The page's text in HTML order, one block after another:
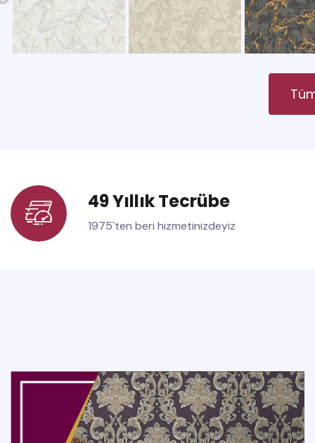
49 Yıllık Tecrübe
1975`ten beri hizmetinizdeyiz